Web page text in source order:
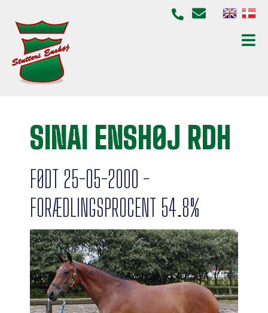
SINAI ENSHØJ RDH
FØDT 25-05-2000 -
FORÆDLINGSPROCENT 54.8%